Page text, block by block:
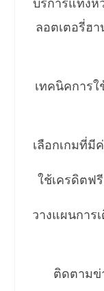
บริการแทงห
ลอตเตอรี่ฮ
เทคนิคการใ
เลือกเกมที่มี
ใช้เครดิตฟ
วางแผนการ
ติดตามข่